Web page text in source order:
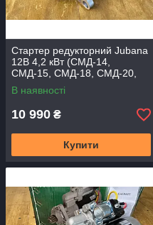
Стартер редукторний Jubana
12В 4,2 кВт (СМД-14,
СМД-15, СМД-18, СМД-20,
СМД-21, СМД-22, СМД-24)
В наявності
10 990 ₴
Купити